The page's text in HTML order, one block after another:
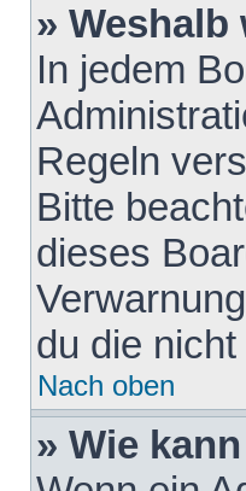
»
In jedem
Regeln
Bitte
dieses
du die
Nach oben
» Wie